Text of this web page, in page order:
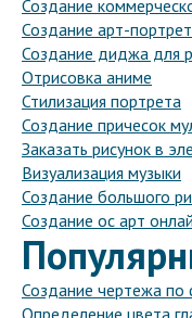
Создание
Создание арт-
Создание диджа для
Отрисовка аниме
Стилизация портрета
Создание причесок
Заказать рисунок в
Визуализация музыки
Создание большого
Создание ос арт
Создание чертежа по